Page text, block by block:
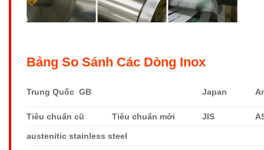
Bảng So Sánh Các Dòng Inox
Trung Quốc GB Japan
Tiêu chuẩn cũ Tiêu chuẩn mới JIS
austenitic stainless steel